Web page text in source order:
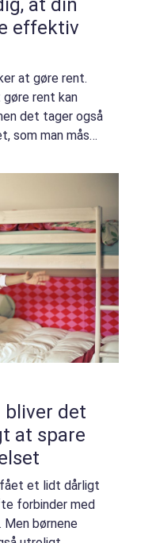
at din
effektiv
at gøre rent.
rent kan
det tager også
som man måske
bliver det
at spare
fået et lidt dårligt
forbinder med
børnene